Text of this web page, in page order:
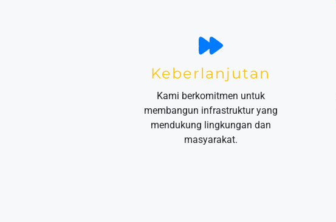
Keberlanjutan
Kami berkomitmen untuk
membangun infrastruktur yang
mendukung lingkungan dan
masyarakat.